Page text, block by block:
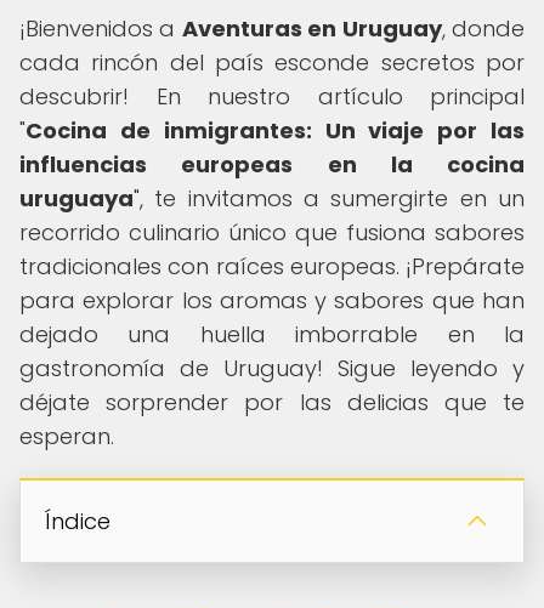
¡Bienvenidos a Aventuras en Uruguay, donde
cada rincón del país esconde secretos por
descubrir! En nuestro artículo principal
"Cocina de inmigrantes: Un viaje por las
influencias europeas en la cocina
uruguaya", te invitamos a sumergirte en un
recorrido culinario único que fusiona sabores
tradicionales con raíces europeas. ¡Prepárate
para explorar los aromas y sabores que han
dejado una huella imborrable en la
gastronomía de Uruguay! Sigue leyendo y
déjate sorprender por las delicias que te
esperan.
Índice